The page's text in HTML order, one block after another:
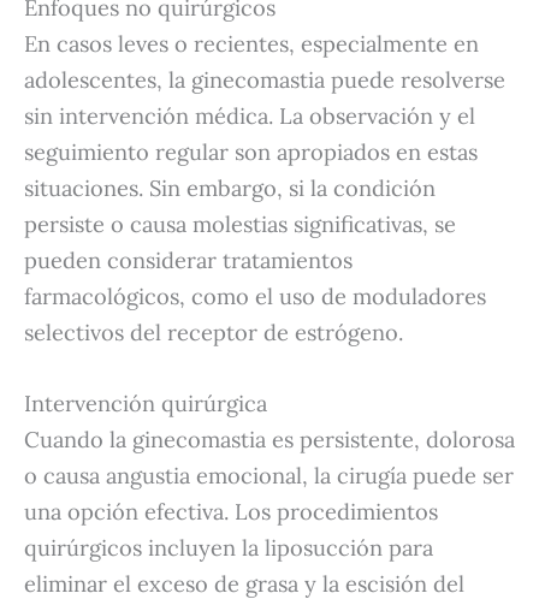
Enfoques no quirúrgicos
En casos leves o recientes, especialmente en
adolescentes, la ginecomastia puede resolverse
sin intervención médica. La observación y el
seguimiento regular son apropiados en estas
situaciones. Sin embargo, si la condición
persiste o causa molestias significativas, se
pueden considerar tratamientos
farmacológicos, como el uso de moduladores
selectivos del receptor de estrógeno.
Intervención quirúrgica
Cuando la ginecomastia es persistente, dolorosa
o causa angustia emocional, la cirugía puede ser
una opción efectiva. Los procedimientos
quirúrgicos incluyen la liposucción para
eliminar el exceso de grasa y la escisión del